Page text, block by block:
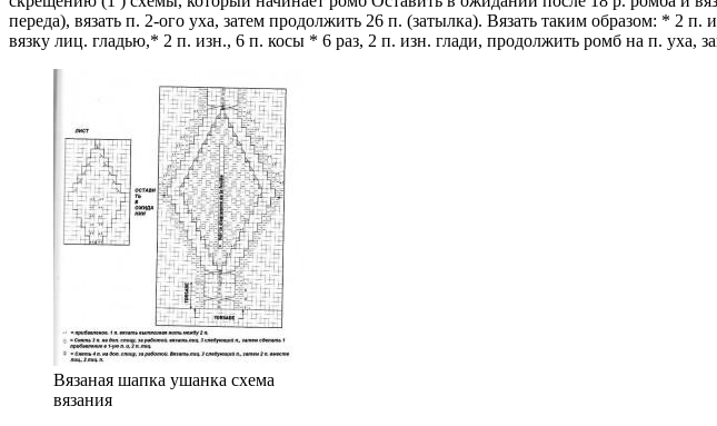
переда), вязать п. 2-ого уха, затем продолжить 26 п. (затылка). Вязать таким образом: * 2
вязку лиц. гладью,* 2 п. изн., 6 п. косы * 6 раз, 2 п. изн. глади, продолжить ромб на п. уха,
Вязаная шапка ушанка схема
вязания